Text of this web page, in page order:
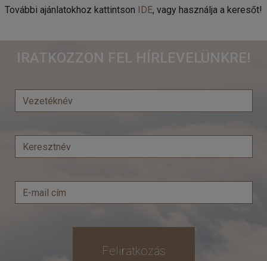
További ajánlatokhoz kattintson IDE, vagy használja a keresőt!
IRATKOZZON FEL HÍRLEVELÜNKRE!
Feliratkozás